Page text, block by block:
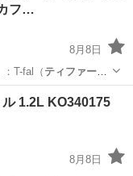
フ…
8月8日
T-fal（ティファー
1.2L KO340175
8月8日